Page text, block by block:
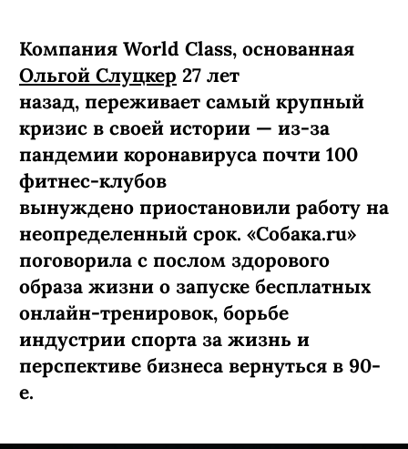
Компания World Class, основанная
Ольгой Слуцкер 27 лет
назад, переживает самый крупный
кризис в своей истории — из-за
пандемии коронавируса почти 100
фитнес-клубов
вынуждено приостановили работу на
неопределенный срок. «Собака.ru»
поговорила с послом здорового
образа жизни о запуске бесплатных
онлайн-тренировок, борьбе
индустрии спорта за жизнь и
перспективе бизнеса вернуться в 90-
е.